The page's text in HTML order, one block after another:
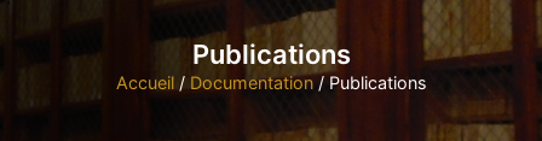
Publications
Accueil/ Documentation/Publications